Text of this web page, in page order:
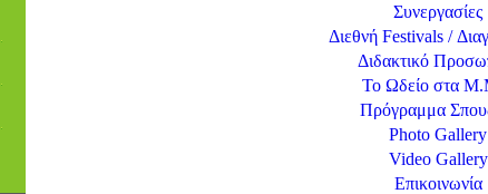
Συνεργασίες
Διεθνή Festivals /
Διδακτικό
Το Ωδείο στα
Πρόγραμμα
Photo Gallery
Video Gallery
Επικοινωνία